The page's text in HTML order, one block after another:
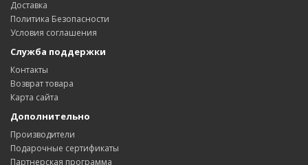
Доставка
Политика Безопасности
Условия соглашения
Служба поддержки
Контакты
Возврат товара
Карта сайта
Дополнительно
Производители
Подарочные сертификаты
Партнерская программа